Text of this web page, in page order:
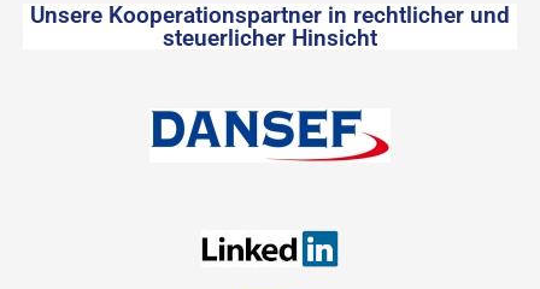
Unsere Kooperationspartner in rechtlicher und
steuerlicher Hinsicht